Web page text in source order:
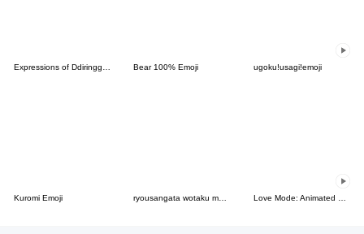
Bear 100% Emoji ugoku!usagi!emoji
Kuromi Emoji